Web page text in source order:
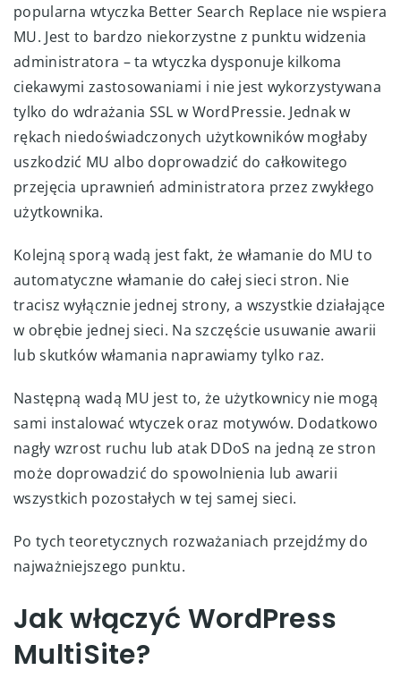
popularna wtyczka Better Search Replace nie wspiera
MU. Jest to bardzo niekorzystne z punktu widzenia
administratora – ta wtyczka dysponuje kilkoma
ciekawymi zastosowaniami i nie jest wykorzystywana
tylko do wdrażania SSL w WordPressie. Jednak w
rękach niedoświadczonych użytkowników mogłaby
uszkodzić MU albo doprowadzić do całkowitego
przejęcia uprawnień administratora przez zwykłego
użytkownika.
Kolejną sporą wadą jest fakt, że włamanie do MU to
automatyczne włamanie do całej sieci stron. Nie
tracisz wyłącznie jednej strony, a wszystkie działające
w obrębie jednej sieci. Na szczęście usuwanie awarii
lub skutków włamania naprawiamy tylko raz.
Następną wadą MU jest to, że użytkownicy nie mogą
sami instalować wtyczek oraz motywów. Dodatkowo
nagły wzrost ruchu lub atak DDoS na jedną ze stron
może doprowadzić do spowolnienia lub awarii
wszystkich pozostałych w tej samej sieci.
Po tych teoretycznych rozważaniach przejdźmy do
najważniejszego punktu.
Jak włączyć WordPress
MultiSite?